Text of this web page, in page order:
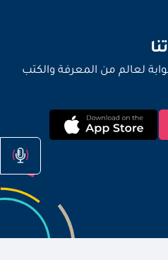
لعالم من المعرفة والكتب